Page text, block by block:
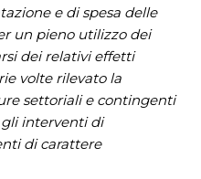
e di spesa delle
un pieno utilizzo dei
dei relativi effetti
volte rilevato la
settoriali e contingenti
gli interventi di
di carattere